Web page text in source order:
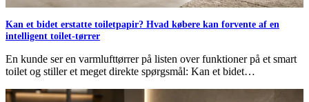
Kan et bidet erstatte toiletpapir? Hvad købere kan forvente af en
intelligent toilet-tørrer
En kunde ser en varmlufttørrer på listen over funktioner på et smart
toilet og stiller et meget direkte spørgsmål: Kan et bidet…